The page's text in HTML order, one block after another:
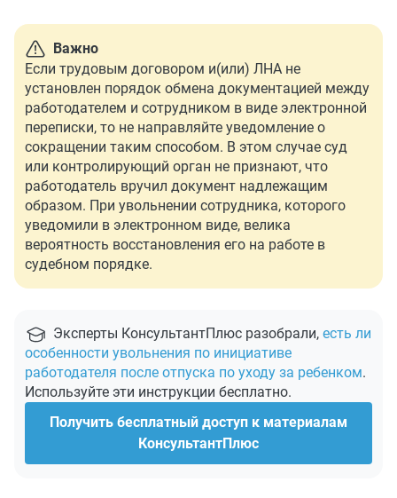
Важно
Если трудовым договором и(или) ЛНА не
установлен порядок обмена документацией между
работодателем и сотрудником в виде электронной
переписки, то не направляйте уведомление о
сокращении таким способом. В этом случае суд
или контролирующий орган не признают, что
работодатель вручил документ надлежащим
образом. При увольнении сотрудника, которого
уведомили в электронном виде, велика
вероятность восстановления его на работе в
судебном порядке.
Эксперты КонсультантПлюс разобрали, есть ли
особенности увольнения по инициативе
работодателя после отпуска по уходу за ребенком.
Используйте эти инструкции бесплатно.
Получить бесплатный доступ к материалам
КонсультантПлюс